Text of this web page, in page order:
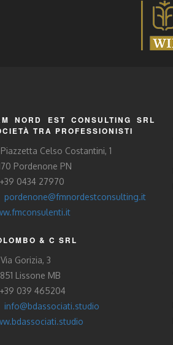
NORD EST CONSULTING SRL
TRA PROFESSIONISTI
Piazzetta Celso Costantini, 1
Pordenone PN
+39 0434 27970
pordenone@fmnordestconsulting.it
& C SRL
Via Gorizia, 3
Lissone MB
+39 039 465204
info@bdassociati.studio